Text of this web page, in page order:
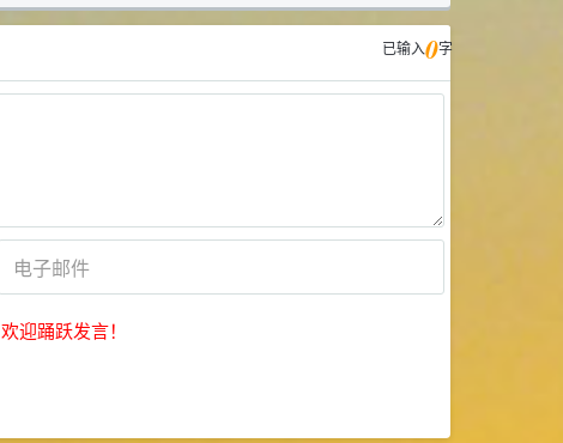
已输入0字
欢迎踊跃发言！